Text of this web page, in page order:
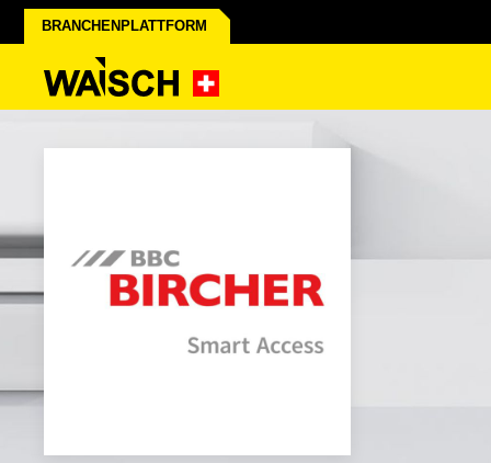
BRANCHENPLATTFORM